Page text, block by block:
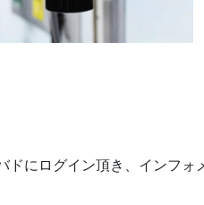
にログイン頂き、インフォ